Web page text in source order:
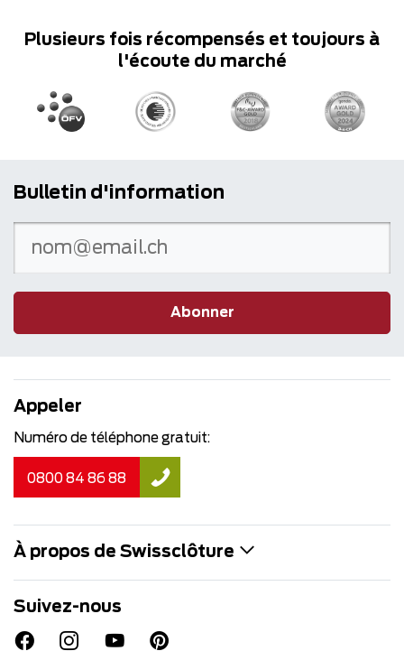
Plusieurs fois récompensés et toujours à
l'écoute du marché
Bulletin d'information
Abonner
Appeler
Numéro de téléphone gratuit:
0800 84 86 88
À propos de Swissclôture
Suivez-nous